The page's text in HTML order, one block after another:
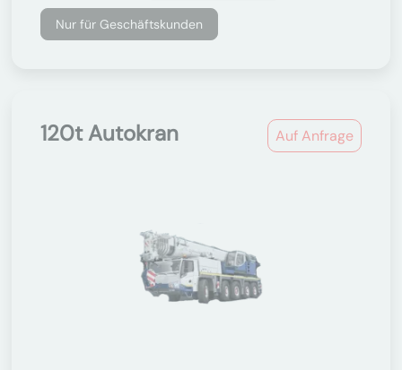
Nur für Geschäftskunden
Auf Anfrage
120t Autokran